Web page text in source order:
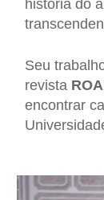
história do
Seu
revista
encontrar